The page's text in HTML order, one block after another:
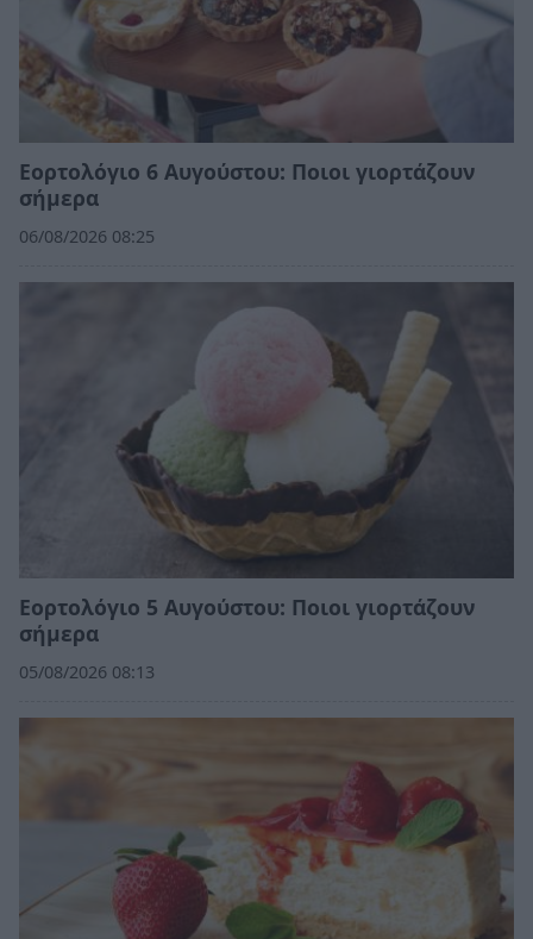
Εορτολόγιο 6 Αυγούστου: Ποιοι γιορτάζουν
σήμερα
06/08/2026 08:25
Εορτολόγιο 5 Αυγούστου: Ποιοι γιορτάζουν
σήμερα
05/08/2026 08:13